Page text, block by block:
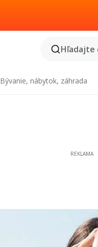
Hľadajte
Bývanie, nábytok, záhrada
REKLAMA